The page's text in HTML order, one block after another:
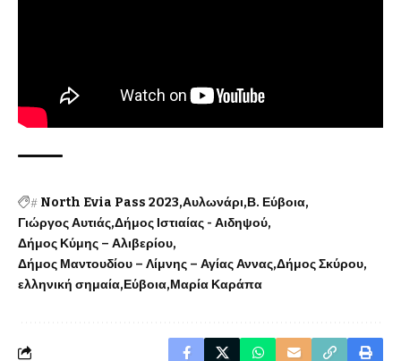
# North Evia Pass 2023 Αυλωνάρι Β. Εύβοια
Γιώργος Αυτιάς Δήμος Ιστιαίας - Αιδηψού
Δήμος Κύμης – Αλιβερίου
Δήμος Μαντουδίου – Λίμνης – Αγίας Αννας Δήμος Σκύρου
ελληνική σημαία Εύβοια Μαρία Καράπα